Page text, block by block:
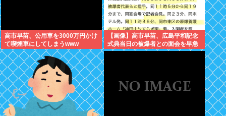
高市早苗、公用車を3000万円かけ
て喫煙車にしてしまうwww
【画像】高市早苗、広島平和記念
式典当日の被爆者との面会を早急
に切り上げた理由は午後から東京